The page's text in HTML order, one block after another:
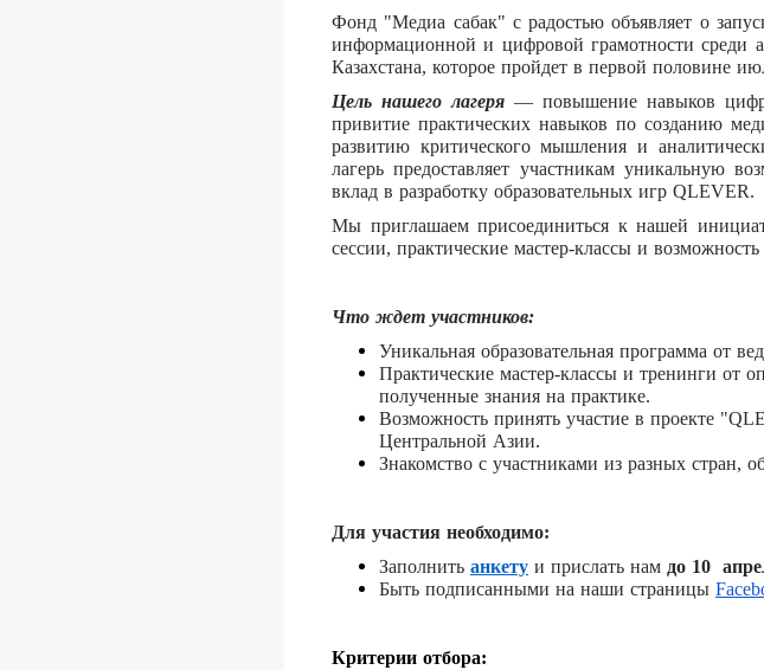
Фонд "Медиа сабак" с радостью объявляет о
информационной и цифровой грамотности среди
Казахстана, которое пройдет в первой половине
Цель нашего лагеря— повышение навыков
привитие практических навыков по созданию
развитию критического мышления и
лагерь предоставляет участникам уникальную
вклад в разработку образовательных игр QLEVER.
Мы приглашаем присоединиться к нашей
сессии, практические мастер-классы и
Что ждет участников:
Уникальная образовательная программа от
Практические мастер-классы и тренинги от
полученные знания на практике.
Возможность принять участие в проекте
Центральной Азии.
Знакомство с участниками из разных стран,
Для участия необходимо:
Заполнить анкету и прислать нам до 10
Быть подписанными на наши страницы
Критерии отбора: